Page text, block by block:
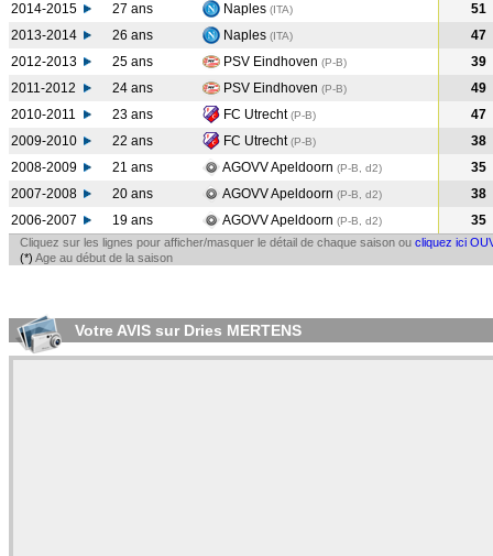
2014-2015
27 ans Naples (ITA)
51
2013-2014
26 ans Naples (ITA)
47
2012-2013
25 ans PSV Eindhoven (P-B)
39
2011-2012
24 ans PSV Eindhoven (P-B)
49
2010-2011
23 ans FC Utrecht(P-B)
47
2009-2010
22 ans FC Utrecht(P-B)
38
2008-2009
21 ans AGOVV Apeldoorn (P-B, d2)
35
2007-2008
20 ans AGOVV Apeldoorn (P-B, d2)
38
2006-2007
19 ans AGOVV Apeldoorn (P-B, d2) 35
Cliquez sur les lignes pour afficher/masquer le détail de chaque saison ou cliquez ici
(*) Age au début de la saison
Votre AVIS sur Dries MERTENS